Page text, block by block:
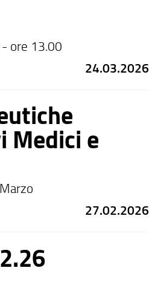
ore 13.00
24.03.2026
Medici e
27.02.2026